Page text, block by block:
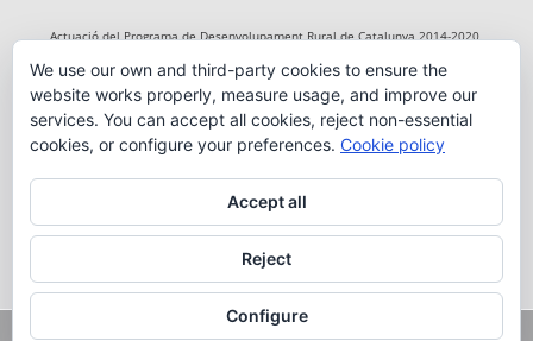
Actuació del Programa de Desenvolupament Rural de Catalunya 2014-2020,
We use our own and third-party cookies to ensure the
website works properly, measure usage, and improve our
services. You can accept all cookies, reject non-essential
cookies, or configure your preferences. Cookie policy
Accept all
Reject
Configure